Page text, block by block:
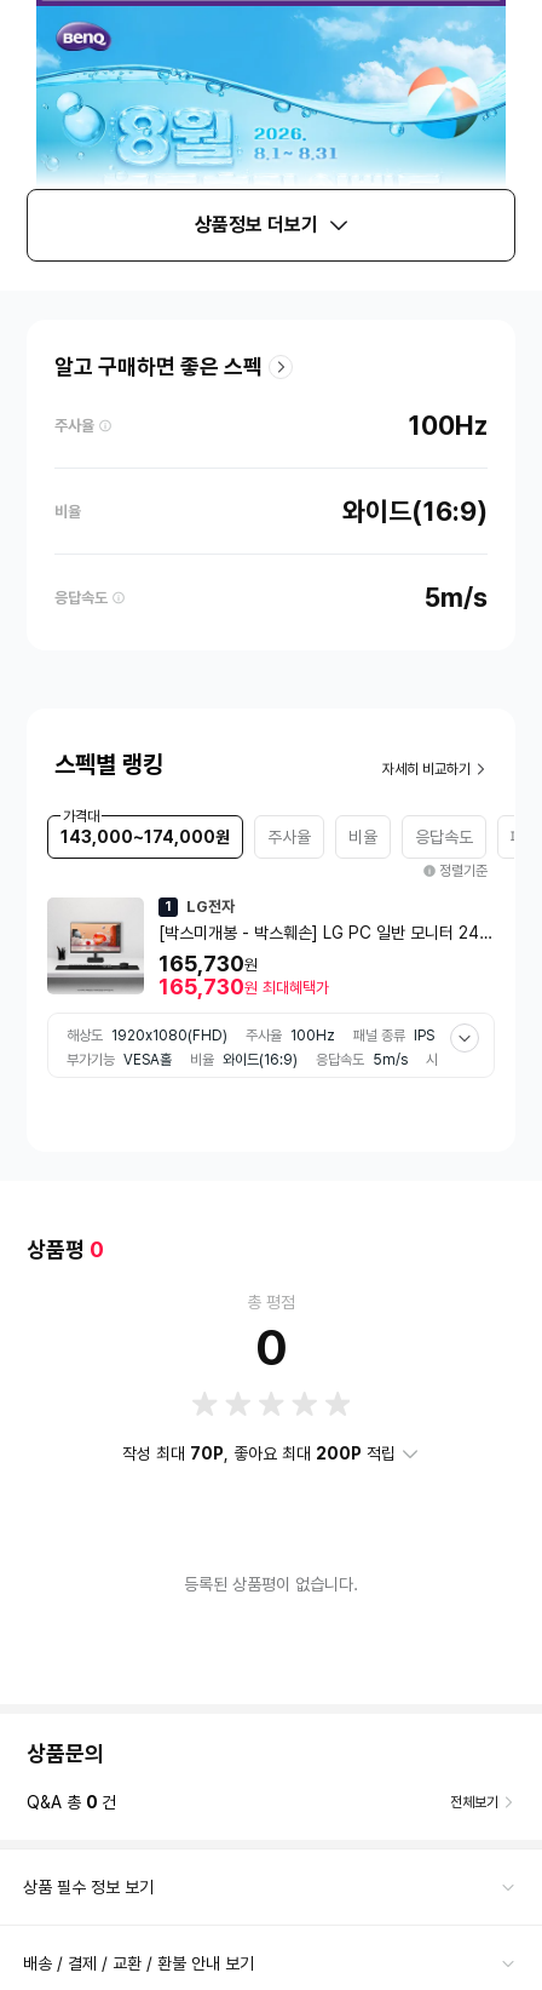
상품정보 더보기
알고 구매하면 좋은 스펙
주사율 100Hz
비율 와이드(16:9)
응답속도 5m/s
스펙별 랭킹 자세히 비교하기
가격대
143,000~174,000원 주사율 비율 응답속도 패
정렬기준
1 LG전자
[박스미개봉 - 박스훼손] LG PC 일반 모니터 24B
A500 60cm(24) FHD IPS
165,730원
165,730원 최대혜택가
해상도 1920x1080(FHD) 주사율 100Hz 패널 종류
IPS
부가기능 VESA홀 비율 와이드(16:9) 응답속도 5m/s
시
상품평 0
총 평점
0
작성 최대 70P , 좋아요 최대 200P 적립
등록된 상품평이 없습니다.
상품문의
Q&A 총 0 건 전체보기
상품 필수 정보 보기
배송 / 결제 / 교환 / 환불 안내 보기